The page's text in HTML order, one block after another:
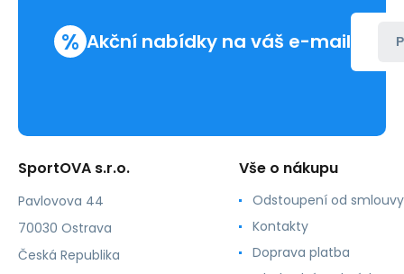
% Akční nabídky na váš e-mail
SportOVA s.r.o.
Pavlovova 44
70030 Ostrava
Česká Republika
Vše o nákupu
Odstoupení od smlouvy
Kontakty
Doprava platba